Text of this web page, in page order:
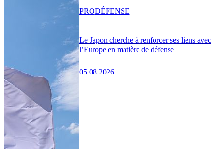
Le Japon cherche à renforcer ses liens avec
l’Europe en matière de défense
05.08.2026
PRODÉFENSE